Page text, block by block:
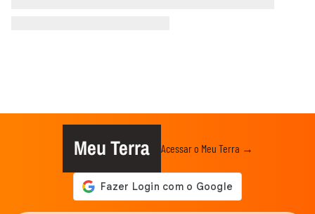
Meu Terra Acessar o Meu Terra →